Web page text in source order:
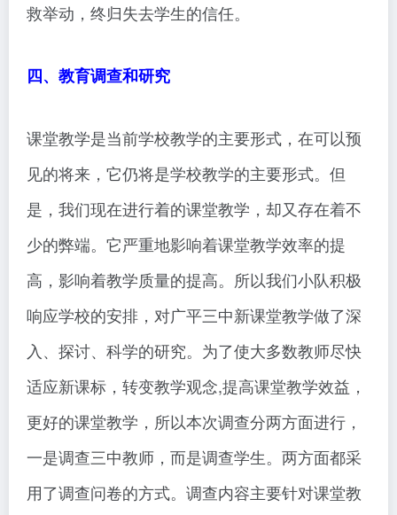
救举动，终归失去学生的信任。
四、教育调查和研究
课堂教学是当前学校教学的主要形式，在可以预
见的将来，它仍将是学校教学的主要形式。但
是，我们现在进行着的课堂教学，却又存在着不
少的弊端。它严重地影响着课堂教学效率的提
高，影响着教学质量的提高。所以我们小队积极
响应学校的安排，对广平三中新课堂教学做了深
入、探讨、科学的研究。为了使大多数教师尽快
适应新课标，转变教学观念,提高课堂教学效益，
更好的课堂教学，所以本次调查分两方面进行，
一是调查三中教师，而是调查学生。两方面都采
用了调查问卷的方式。调查内容主要针对课堂教